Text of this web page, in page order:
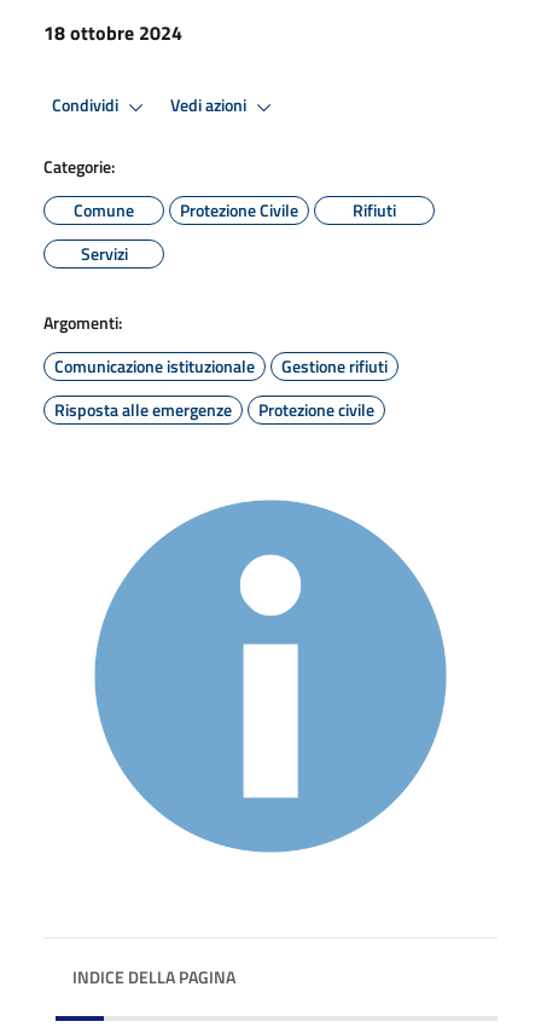
18 ottobre 2024
Condividi Vedi azioni
Categorie:
Comune
Protezione Civile
Rifiuti
Servizi
Argomenti:
Comunicazione istituzionale
Gestione rifiuti
Risposta alle emergenze
Protezione civile
INDICE DELLA PAGINA